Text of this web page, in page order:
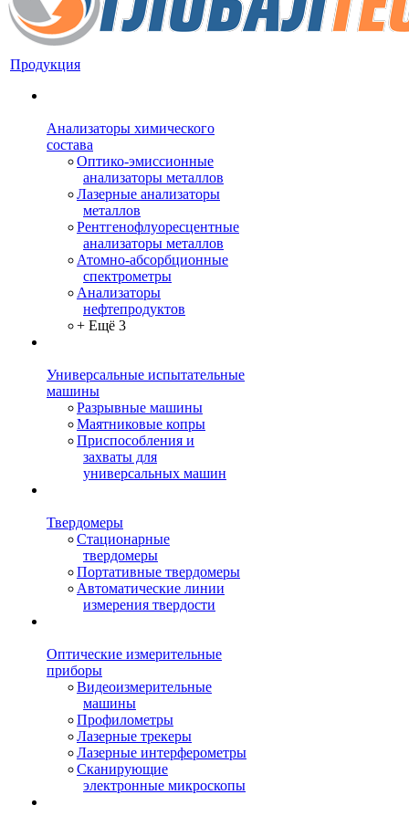
Продукция
Анализаторы химического
состава
Оптико-эмиссионные
анализаторы металлов
Лазерные анализаторы
металлов
Рентгенофлуоресцентные
анализаторы металлов
Атомно-абсорбционные
спектрометры
Анализаторы
нефтепродуктов
+ Ещё 3
Универсальные испытательные
машины
Разрывные машины
Маятниковые копры
Приспособления и
захваты для
универсальных машин
Твердомеры
Стационарные
твердомеры
Портативные твердомеры
Автоматические линии
измерения твердости
Оптические измерительные
приборы
Видеоизмерительные
машины
Профилометры
Лазерные трекеры
Лазерные интерферометры
Сканирующие
электронные микроскопы